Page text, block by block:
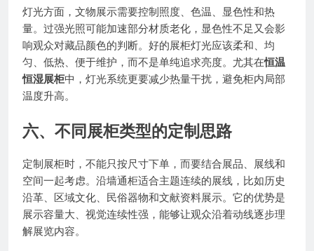
灯光方面，文物展示需要控制照度、色温、显色性和热
量。过强光照可能加速部分材质老化，显色性不足又会影
响观众对藏品颜色的判断。好的展柜灯光应该柔和、均
匀、低热、便于维护，而不是单纯追求亮度。尤其在恒温
恒湿展柜中，灯光系统更要减少热量干扰，避免柜内局部
温度升高。
六、不同展柜类型的定制思路
定制展柜时，不能只按尺寸下单，而要结合展品、展线和
空间一起考虑。沿墙通柜适合主题连续的展线，比如历史
沿革、区域文化、民俗器物和文献资料展示。它的优势是
展示容量大、视觉连续性强，能够让观众沿着动线逐步理
解展览内容。